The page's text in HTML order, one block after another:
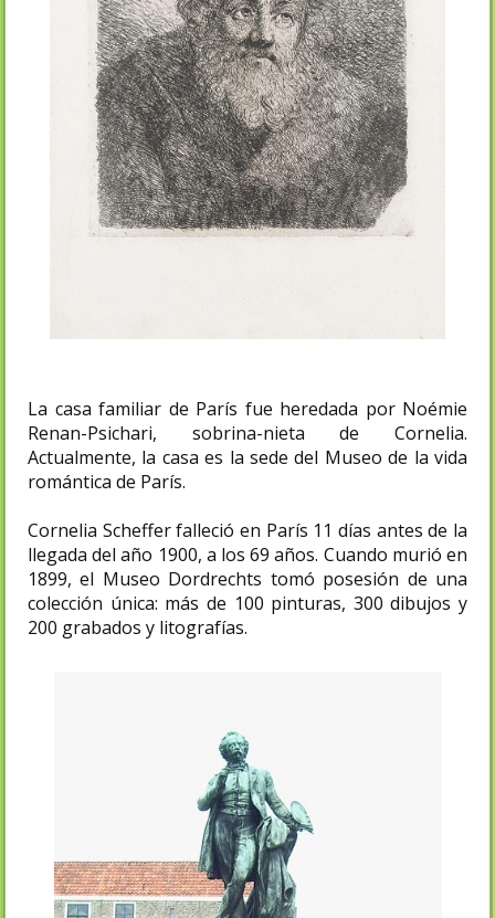
La casa familiar de París fue heredada por Noémie
Renan-Psichari, sobrina-nieta de Cornelia.
Actualmente, la casa es la sede del Museo de la vida
romántica de París.
Cornelia Scheffer falleció en París 11 días antes de la
llegada del año 1900, a los 69 años. Cuando murió en
1899, el Museo Dordrechts tomó posesión de una
colección única: más de 100 pinturas, 300 dibujos y
200 grabados y litografías.